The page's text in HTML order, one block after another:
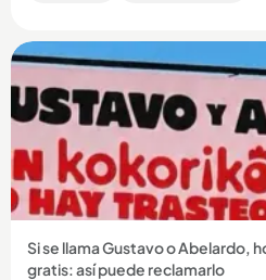
Compartir
Si se llama Gustavo o Abelardo,
gratis: así puede reclamarlo